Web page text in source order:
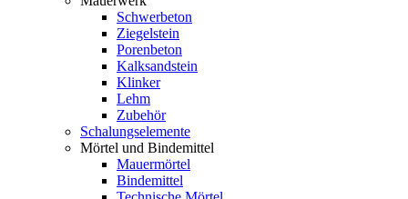
Schwerbeton
Ziegelstein
Porenbeton
Kalksandstein
Klinker
Lehm
Zubehör
Schalungselemente
Mörtel und Bindemittel
Mauermörtel
Bindemittel